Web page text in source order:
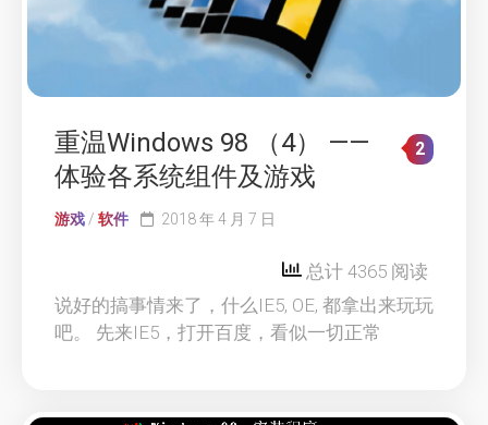
重温Windows 98 （4） ——
体验各系统组件及游戏
2
游戏 / 软件 2018 年 4 月 7 日
总计 4365 阅读
说好的搞事情来了，什么IE5, OE, 都拿出来玩玩
吧。 先来IE5，打开百度，看似一切正常